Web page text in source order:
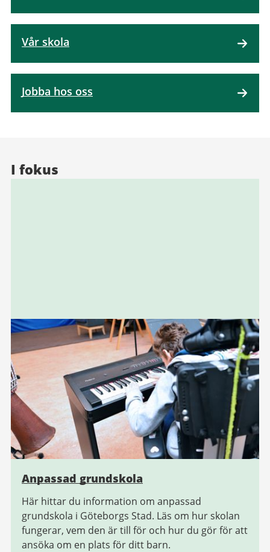
Vår skola
Jobba hos oss
I fokus
Anpassad grundskola
Här hittar du information om anpassad
grundskola i Göteborgs Stad. Läs om hur skolan
fungerar, vem den är till för och hur du gör för att
ansöka om en plats för ditt barn.